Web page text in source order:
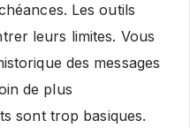
Les outils
leurs limites. Vous
des messages
de plus
sont trop basiques.